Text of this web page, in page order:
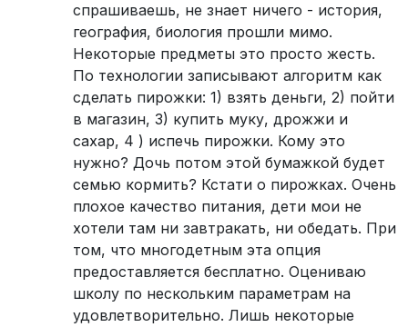
спрашиваешь, не знает ничего - история,
география, биология прошли мимо.
Некоторые предметы это просто жесть.
По технологии записывают алгоритм как
сделать пирожки: 1) взять деньги, 2) пойти
в магазин, 3) купить муку, дрожжи и
сахар, 4 ) испечь пирожки. Кому это
нужно? Дочь потом этой бумажкой будет
семью кормить? Кстати о пирожках. Очень
плохое качество питания, дети мои не
хотели там ни завтракать, ни обедать. При
том, что многодетным эта опция
предоставляется бесплатно. Оцениваю
школу по нескольким параметрам на
удовлетворительно. Лишь некоторые